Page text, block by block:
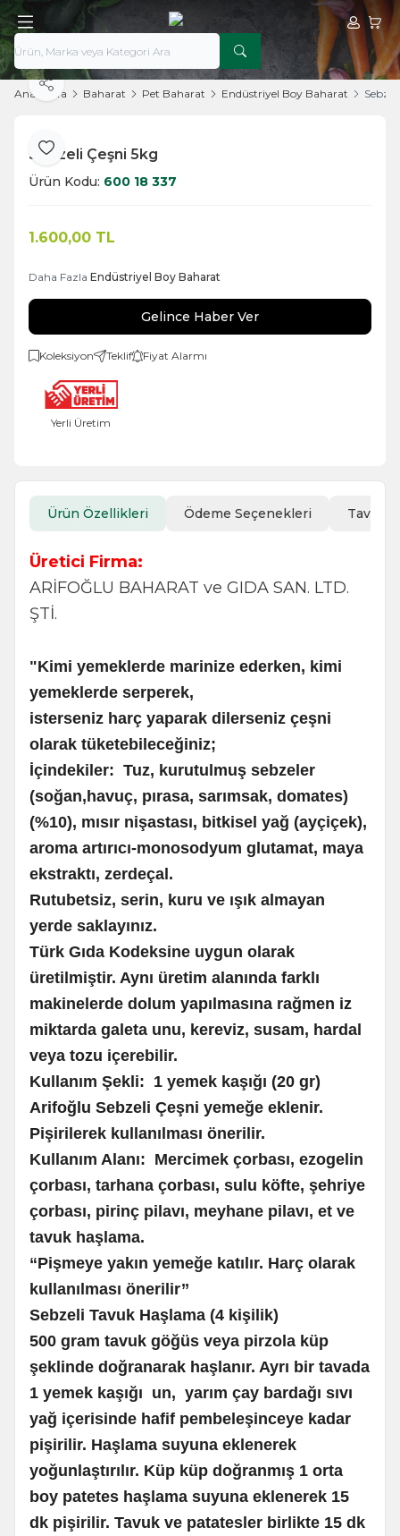
Hesabım
Ana Sayfa Baharat Pet Baharat Endüstriyel Boy Baharat
Favoriye Ekle
Paylaş
Sebzeli Çeşni 5kg
Ürün Kodu: 600 18 337
1.600,00 TL
Daha Fazla Endüstriyel Boy Baharat
Gelince Haber Ver
Koleksiyon Teklif Fiyat Alarmı
Yerli Üretim
Ürün Özellikleri Ödeme Seçenekleri Tavsiye
Üretici Firma:
ARİFOĞLU BAHARAT ve GIDA SAN. LTD.
ŞTİ.
"Kimi yemeklerde marinize ederken, kimi
yemeklerde serperek,
isterseniz harç yaparak dilerseniz çeşni
olarak tüketebileceğiniz;
İçindekiler: Tuz, kurutulmuş sebzeler
(soğan, havuç, pırasa, sarımsak, domates)
(%10), mısır nişastası, bitkisel yağ (ayçiçek),
aroma artırıcı-monosodyum glutamat, maya
ekstraktı, zerdeçal.
Rutubetsiz, serin, kuru ve ışık almayan
yerde saklayınız.
Türk Gıda Kodeksine uygun olarak
üretilmiştir. Aynı üretim alanında farklı
makinelerde dolum yapılmasına rağmen iz
miktarda galeta unu, kereviz, susam, hardal
veya tozu içerebilir.
Kullanım Şekli: 1 yemek kaşığı (20 gr)
Arifoğlu Sebzeli Çeşni yemeğe eklenir.
Pişirilerek kullanılması önerilir.
Kullanım Alanı: Mercimek çorbası, ezogelin
çorbası, tarhana çorbası, sulu köfte, şehriye
çorbası, pirinç pilavı, meyhane pilavı, et ve
tavuk haşlama.
“Pişmeye yakın yemeğe katılır. Harç olarak
kullanılması önerilir’’
Sebzeli Tavuk Haşlama (4 kişilik)
500 gram tavuk göğüs veya pirzola küp
şeklinde doğranarak haşlanır. Ayrı bir tavada
1 yemek kaşığı un, yarım çay bardağı sıvı
yağ içerisinde hafif pembeleşinceye kadar
pişirilir. Haşlama suyuna eklenerek
yoğunlaştırılır. Küp küp doğranmış 1 orta
boy patetes haşlama suyuna eklenerek 15
dk pişirilir. Tavuk ve patatesler birlikte 15 dk